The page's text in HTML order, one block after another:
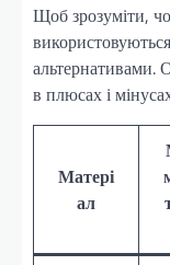
Щоб зрозуміти,
альтернативами.
в плюсах і
Матері
ал